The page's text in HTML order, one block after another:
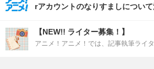
rアカウントのなりすましについ
【NEW!! ライター募集！】
アニメ！アニメ！では、記事執筆ライ